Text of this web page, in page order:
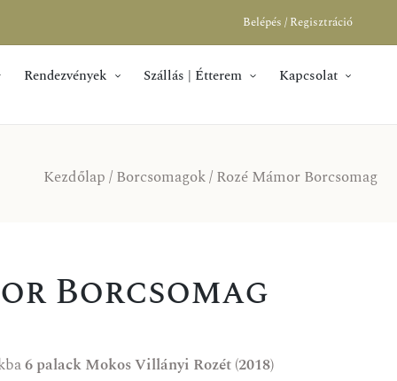
Belépés / Regisztráció
Rendezvények Szállás | Étterem Kapcsolat
Kezdőlap/Borcsomagok/ Rozé Mámor Borcsomag
Borcsomag
6 palack Mokos Villányi Rozét (2018)